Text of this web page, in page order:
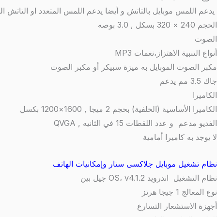
يدعم اللمس موبايل بالتاتش و أيضا يدعم اللمس المتعدد او التاتش
الحجم 240 × 320 بسكل , 3.0 بوصه
الصوت
أنواع التنبية الاهتزاز،نغمات MP3
مكبر الصوت الموبايل به ميزة سبيكر أو مكبر الصوت
جاك 3.5 مم
يدعم
الكاميرا
الكاميرا الأساسية (الخلفية) بحجم 2 ميجا , 1600×1200 بكسل
الفديو مدعم و عدد اللقطات 15 في الثانيه , QVGA
لا يوجد به كاميرا أمامية
نظام تشغيل موبايل جلاكسى ستار وإمكانيات الهاتف
نظام التشغيل اندرويد OS، v4.1.2 جيل بين
نوع المعالج 1 جيجا هرتز
أجهزة الاستشعار التسارع